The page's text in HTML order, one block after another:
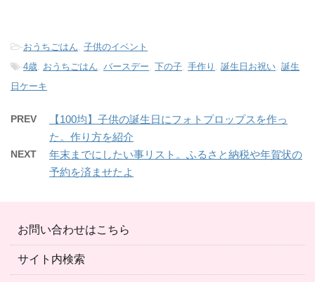
-おうちごはん, 子供のイベント
-4歳, おうちごはん, バースデー, 下の子, 手作り , 誕生日お祝い, 誕生
日ケーキ
PREV
【100均】子供の誕生日にフォトプロップスを作っ
た。作り方を紹介
NEXT
年末までにしたい事リスト。ふるさと納税や年賀状の
予約を済ませたよ
お問い合わせはこちら
サイト内検索